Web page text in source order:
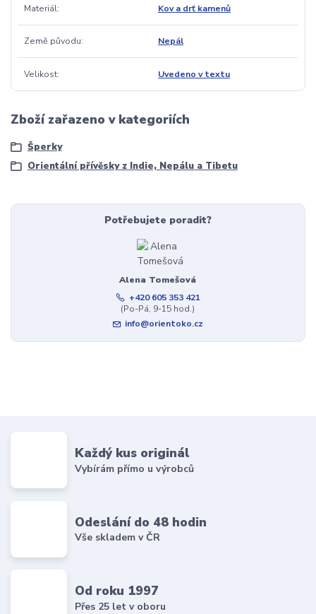
Materiál Kov a drť kamenů
Země původu Nepál
Velikost Uvedeno v textu
Zboží zařazeno v kategoriích
Šperky
Orientální přívěsky z Indie, Nepálu a Tibetu
Potřebujete poradit?
Alena Tomešová
+420 605 353 421
(Po-Pá, 9-15 hod.)
info@orientoko.cz
Každý kus originál
Vybírám přímo u výrobců
Odeslání do 48 hodin
Vše skladem v ČR
Od roku 1997
Přes 25 let v oboru